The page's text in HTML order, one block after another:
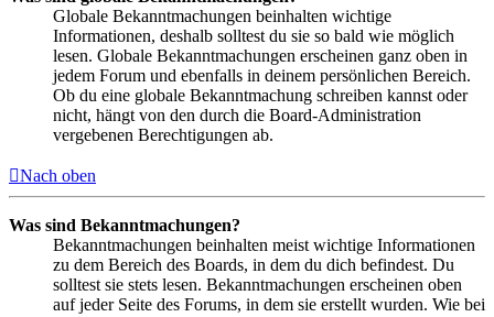
Globale Bekanntmachungen beinhalten wichtige
Informationen, deshalb solltest du sie so bald wie möglich
lesen. Globale Bekanntmachungen erscheinen ganz oben in
jedem Forum und ebenfalls in deinem persönlichen Bereich.
Ob du eine globale Bekanntmachung schreiben kannst oder
nicht, hängt von den durch die Board-Administration
vergebenen Berechtigungen ab.
Nach oben
Was sind Bekanntmachungen?
Bekanntmachungen beinhalten meist wichtige Informationen
zu dem Bereich des Boards, in dem du dich befindest. Du
solltest sie stets lesen. Bekanntmachungen erscheinen oben
auf jeder Seite des Forums, in dem sie erstellt wurden. Wie bei